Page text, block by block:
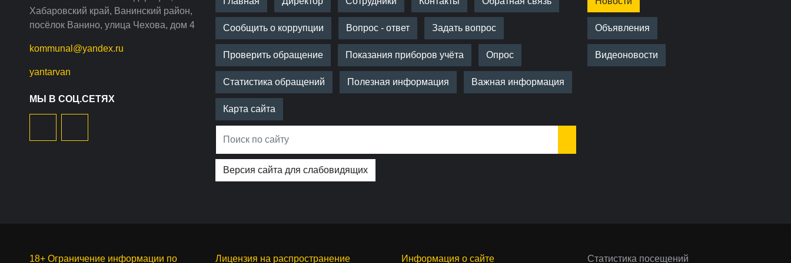
Хабаровский край, Ванинский район,
посёлок Ванино, улица Чехова, дом 4
kommunal@yandex.ru
yantarvan
МЫ В СОЦ.СЕТЯХ
Сообщить о коррупции Вопрос - ответ Задать вопрос
Проверить обращение Показания приборов учёта Опрос
Статистика обращений Полезная информация Важная информация
Карта сайта
Версия сайта для слабовидящих
Объявления
Видеоновости
18+ Ограничение информации по Лицензия на распространение Информация о сайте Статистика посещений